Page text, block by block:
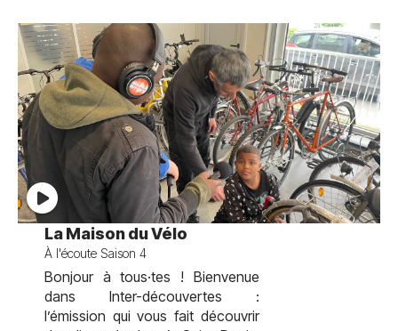
La Maison du Vélo
À l'écoute Saison 4
Bonjour à tous·tes ! Bienvenue
dans Inter-découvertes :
l’émission qui vous fait découvrir